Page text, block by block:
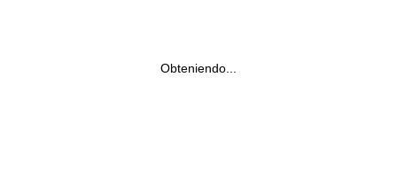
Obteniendo...